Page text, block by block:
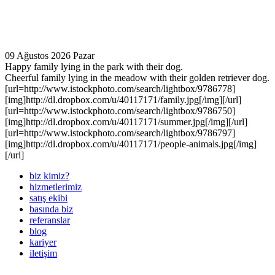
09 Ağustos 2026 Pazar
Happy family lying in the park with their dog.
Cheerful family lying in the meadow with their golden retriever dog.
[url=http://www.istockphoto.com/search/lightbox/9786778]
[img]http://dl.dropbox.com/u/40117171/family.jpg[/img][/url]
[url=http://www.istockphoto.com/search/lightbox/9786750]
[img]http://dl.dropbox.com/u/40117171/summer.jpg[/img][/url]
[url=http://www.istockphoto.com/search/lightbox/9786797]
[img]http://dl.dropbox.com/u/40117171/people-animals.jpg[/img]
[/url]
biz kimiz?
hizmetlerimiz
satış ekibi
basında biz
referanslar
blog
kariyer
iletişim